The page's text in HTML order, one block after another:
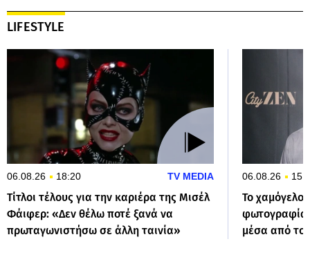
LIFESTYLE
06.08.26 18:20 TV MEDIA
Τίτλοι τέλους για την καριέρα της Μισέλ
Φάιφερ: «Δεν θέλω ποτέ ξανά να
πρωταγωνιστήσω σε άλλη ταινία»
06.08.26
Το χαμόγελο
φωτογραφία
μέσα από το